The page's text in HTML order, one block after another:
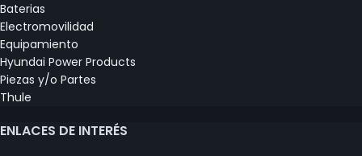
Baterias
Electromovilidad
Equipamiento
Hyundai Power Products
Piezas y/o Partes
Thule
ENLACES DE INTERÉS